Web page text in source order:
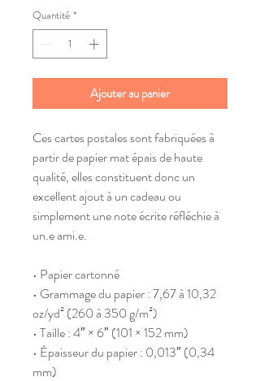
Quantité *
Ajouter au panier
Ces cartes postales sont fabriquées à
partir de papier mat épais de haute
qualité, elles constituent donc un
excellent ajout à un cadeau ou
simplement une note écrite réfléchie à
un.e ami.e.
• Papier cartonné
• Grammage du papier : 7,67 à 10,32
oz/yd² (260 à 350 g/m²)
• Taille : 4″ × 6″ (101 × 152 mm)
• Épaisseur du papier : 0,013″ (0,34
mm)